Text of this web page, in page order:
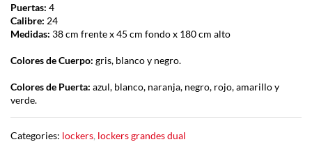
Puertas: 4
Calibre: 24
Medidas: 38 cm frente x 45 cm fondo x 180 cm alto
Colores de Cuerpo: gris, blanco y negro.
Colores de Puerta: azul, blanco, naranja, negro, rojo, amarillo y
verde.
Categories: lockers, lockers grandes dual